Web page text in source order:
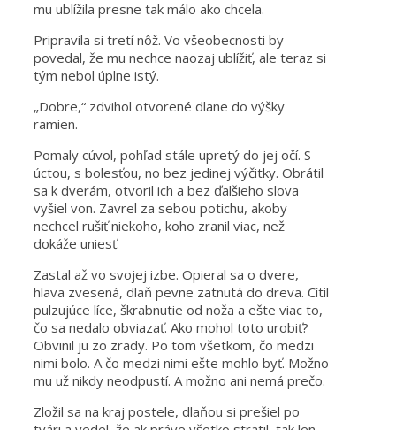
mu ublížila presne tak málo ako chcela.
Pripravila si tretí nôž. Vo všeobecnosti by
povedal, že mu nechce naozaj ublížiť, ale teraz si
tým nebol úplne istý.
„Dobre,“ zdvihol otvorené dlane do výšky
ramien.
Pomaly cúvol, pohľad stále upretý do jej očí. S
úctou, s bolesťou, no bez jedinej výčitky. Obrátil
sa k dverám, otvoril ich a bez ďalšieho slova
vyšiel von. Zavrel za sebou potichu, akoby
nechcel rušiť niekoho, koho zranil viac, než
dokáže uniesť.
Zastal až vo svojej izbe. Opieral sa o dvere,
hlava zvesená, dlaň pevne zatnutá do dreva. Cítil
pulzujúce líce, škrabnutie od noža a ešte viac to,
čo sa nedalo obviazať. Ako mohol toto urobiť?
Obvinil ju zo zrady. Po tom všetkom, čo medzi
nimi bolo. A čo medzi nimi ešte mohlo byť. Možno
mu už nikdy neodpustí. A možno ani nemá prečo.
Zložil sa na kraj postele, dlaňou si prešiel po